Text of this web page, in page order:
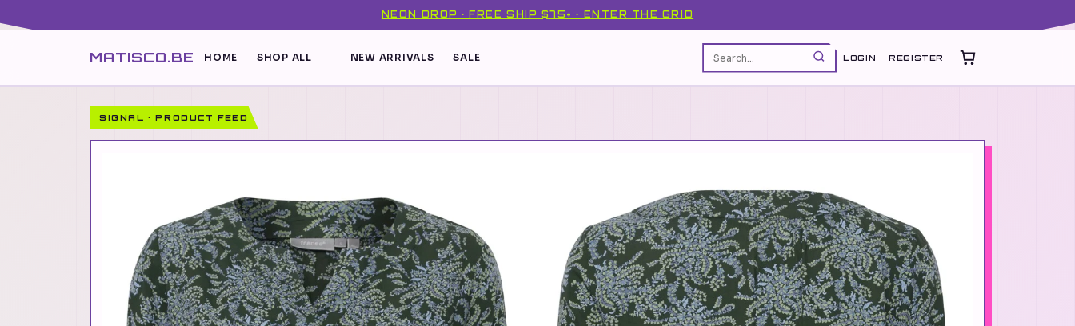
NEON DROP · FREE SHIP $75+ · ENTER THE GRID
MATISCO.BE HOME SHOP ALL NEW ARRIVALS SALE LOGIN REGISTER
SIGNAL · PRODUCT FEED